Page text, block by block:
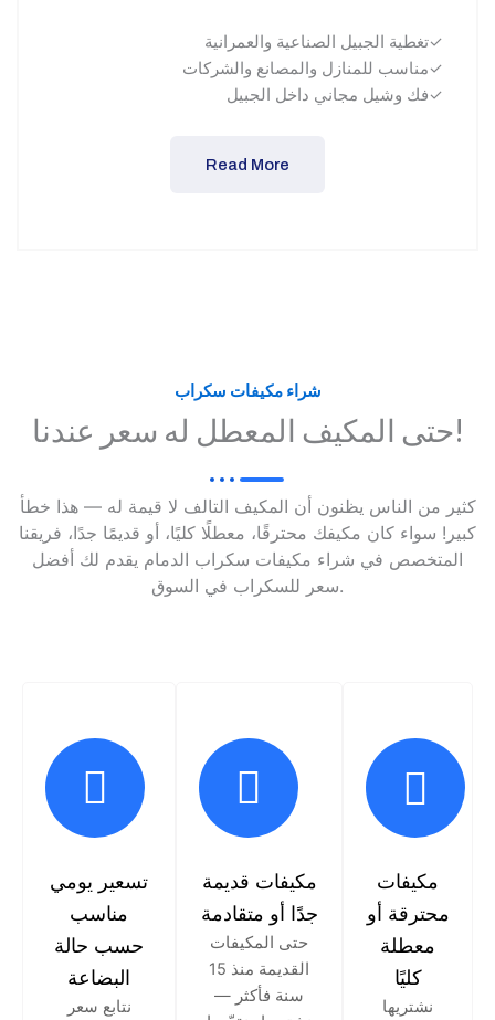
تغطية الجبيل الصناعية والعمرانية✓
مناسب للمنازل والمصانع والشركات✓
فك وشيل مجاني داخل الجبيل✓
Read More
شراء مكيفات سكراب
حتى المكيف المعطل له سعر عندنا!
كثير من الناس يظنون أن المكيف التالف لا قيمة له — هذا خطأ
كبير! سواء كان مكيفك محترقًا، معطلًا كليًا، أو قديمًا جدًا، فريقنا
المتخصص في شراء مكيفات سكراب الدمام يقدم لك أفضل
سعر للسكراب في السوق.
تسعير يومي
مناسب
حسب حالة
البضاعة
نتابع سعر
مكيفات قديمة
جدًا أو متقادمة
حتى المكيفات
القديمة منذ 15
سنة فأكثر —
مكيفات
محترقة أو
معطلة
كليًا
نشتريها